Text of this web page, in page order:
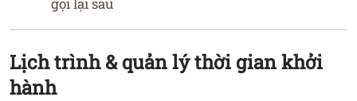
Lịch trình & quản lý thời gian khởi
hành